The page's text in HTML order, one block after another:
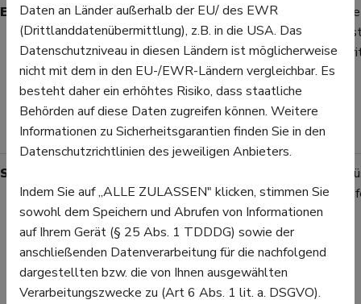
Eisenmangel (Anämie)
Dünne,
weiche,
löffelförmige
Nägel
(Koilonychie),
extreme
Brüchigkeit
des
Schilddrüsenfehlfunktionen
oder
Unterfunktion
können Nägel
ebenfalls
brüchig
werden,
Arzt
Daten an Länder außerhalb der EU/ des EWR
(Drittlanddatenübermittlung), z.B. in die USA. Das
Datenschutzniveau in diesen Ländern ist möglicherweise
nicht mit dem in den EU-/EWR-Ländern vergleichbar. Es
besteht daher ein erhöhtes Risiko, dass staatliche
Behörden auf diese Daten zugreifen können. Weitere
Informationen zu Sicherheitsgarantien finden Sie in den
Datenschutzrichtlinien des jeweiligen Anbieters.
Indem Sie auf „ALLE ZULASSEN" klicken, stimmen Sie
sowohl dem Speichern und Abrufen von Informationen
auf Ihrem Gerät (§ 25 Abs. 1 TDDDG) sowie der
anschließenden Datenverarbeitung für die nachfolgend
dargestellten bzw. die von Ihnen ausgewählten
Verarbeitungszwecke zu (Art 6 Abs. 1 lit. a. DSGVO).